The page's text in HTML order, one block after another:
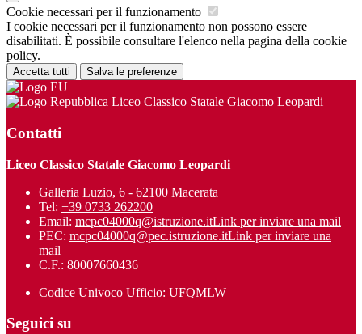
Cookie necessari per il funzionamento
I cookie necessari per il funzionamento non possono essere
disabilitati. È possibile consultare l'elenco nella pagina della cookie
policy.
Accetta tutti Salva le preferenze
Liceo Classico Statale Giacomo Leopardi
Contatti
Liceo Classico Statale Giacomo Leopardi
Galleria Luzio, 6 - 62100 Macerata
Tel: +39 0733 262200
Email: mcpc04000q@istruzione.itLink per inviare una mail
PEC: mcpc04000q@pec.istruzione.itLink per inviare una
mail
C.F.: 80007660436
Codice Univoco Ufficio: UFQMLW
Seguici su